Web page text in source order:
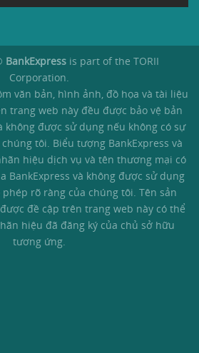
BankExpress is part of the TORII
Corporation.
văn bản, hình ảnh, đồ họa và tài liệu
trang web này đều được bảo vệ bản
không được sử dụng nếu không có sự
tôi. Biểu tượng BankExpress và
hiệu dịch vụ và tên thương mại có
BankExpress và không được sử dụng
rõ ràng của chúng tôi. Tên sản
đề cập trên trang web này có thể
hiệu đã đăng ký của chủ sở hữu
tương ứng.